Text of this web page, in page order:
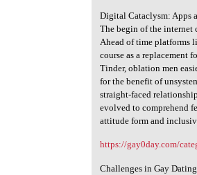
Digital Cataclysm: Apps
The begin of the internet
Ahead of time platforms
course as a replacement
Tinder, oblation men
for the benefit of
straight-faced
evolved to comprehend
attitude form and
https://gay0day.com/
Challenges in Gay Dating